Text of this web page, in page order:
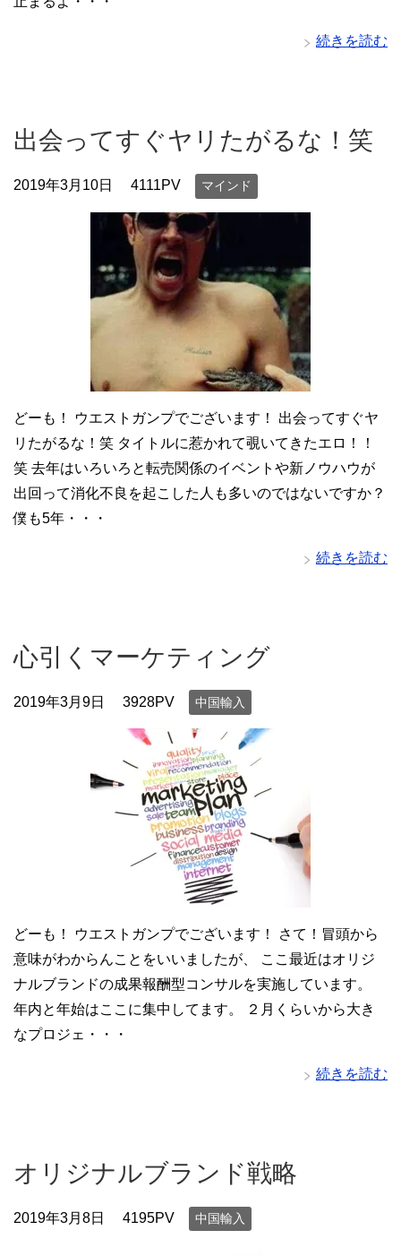
続きを読む
出会ってすぐヤリたがるな！笑
2019年3月10日 4111PV マインド
どーも！ ウエストガンプでございます！ 出会ってすぐヤ
リたがるな！笑 タイトルに惹かれて覗いてきたエロ！！
笑 去年はいろいろと転売関係のイベントや新ノウハウが
出回って消化不良を起こした人も多いのではないですか？
僕も5年・・・
続きを読む
心引くマーケティング
2019年3月9日 3928PV 中国輸入
どーも！ ウエストガンプでございます！ さて！冒頭から
意味がわからんことをいいましたが、 ここ最近はオリジ
ナルブランドの成果報酬型コンサルを実施しています。
年内と年始はここに集中してます。 ２月くらいから大き
なプロジェ・・・
続きを読む
オリジナルブランド戦略
2019年3月8日 4195PV 中国輸入